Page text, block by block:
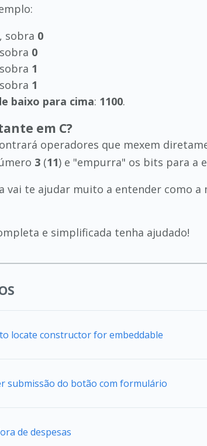
sobra 0
0
1
1
baixo para cima: 1100.
em C?
operadores que mexem
3 (11) e "empurra" os bits para a
vai te ajudar muito a entender como
e simplificada tenha ajudado!
locate constructor for embeddable
submissão do botão com formulário
de despesas